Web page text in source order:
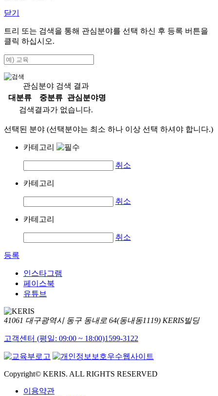
닫기
트리 또는 검색을 통해 관심분야를 선택 하신 후 등록 버튼을
클릭 하십시오.
관심분야 검색 결과
대분류
중분류
관심분야명
검색결과가 없습니다.
선택된 분야 (선택분야는 최소 하나 이상 선택 하셔야 합니다.)
카테고리
취소
카테고리
취소
카테고리
취소
등록
인스타그램
페이스북
유튜브
41061 대구광역시 동구 동내로 64(동내동1119) KERIS빌딩
고객센터 (평일: 09:00 ~ 18:00)1599-3122
Copyright© KERIS. ALL RIGHTS RESERVED
이용약관